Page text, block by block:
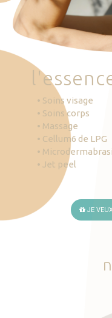
Prendre RDV
'essenc
• Soins visage
• Soins corps
• Massage
• Cellum6 de LPG
•
• Jet peel
JE